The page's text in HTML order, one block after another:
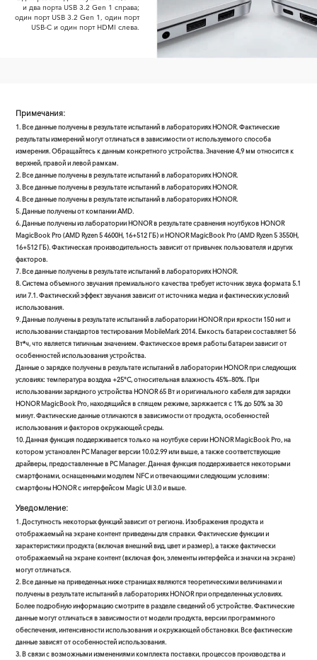
и два порта USB 3.2 Gen 1 справа;
один порт USB 3.2 Gen 1, один порт
USB-C и один порт HDMI слева.
Примечания:
1. Все данные получены в результате испытаний в лабораториях HONOR. Фактические
результаты измерений могут отличаться в зависимости от используемого способа
измерения. Обращайтесь к данным конкретного устройства. Значение 4,9 мм относится к
верхней, правой и левой рамкам.
2. Все данные получены в результате испытаний в лабораториях HONOR.
3. Все данные получены в результате испытаний в лабораториях HONOR.
4. Все данные получены в результате испытаний в лабораториях HONOR.
5. Данные получены от компании AMD.
6. Данные получены из лаборатории HONOR в результате сравнения ноутбуков HONOR
MagicBook Pro (AMD Ryzen 5 4600H, 16+512 ГБ) и HONOR MagicBook Pro (AMD Ryzen 5 3550H,
16+512 ГБ). Фактическая производительность зависит от привычек пользователя и других
факторов.
7. Все данные получены в результате испытаний в лабораториях HONOR.
8. Система объемного звучания премиального качества требует источник звука формата 5.1
или 7.1. Фактический эффект звучания зависит от источника медиа и фактических условий
использования.
9. Данные получены в результате испытаний в лаборатории HONOR при яркости 150 нит и
использовании стандартов тестирования MobileMark 2014. Емкость батареи составляет 56
Вт*ч, что является типичным значением. Фактическое время работы батареи зависит от
особенностей использования устройства.
Данные о зарядке получены в результате испытаний в лаборатории HONOR при следующих
условиях: температура воздуха +25°C, относительная влажность 45%–80%. При
использовании зарядного устройства HONOR 65 Вт и оригинального кабеля для зарядки
HONOR MagicBook Pro, находящийся в спящем режиме, заряжается с 1% до 50% за 30
минут. Фактические данные отличаются в зависимости от продукта, особенностей
использования и факторов окружающей среды.
10. Данная функция поддерживается только на ноутбуке серии HONOR MagicBook Pro, на
котором установлен PC Manager версии 10.0.2.99 или выше, а также соответствующие
драйверы, предоставленные в PC Manager. Данная функция поддерживается некоторыми
смартфонами, оснащенными модулем NFC и отвечающими следующим условиям:
смартфоны HONOR с интерфейсом Magic UI 3.0 и выше.
Уведомление:
1. Доступность некоторых функций зависит от региона. Изображения продукта и
отображаемый на экране контент приведены для справки. Фактические функции и
характеристики продукта (включая внешний вид, цвет и размер), а также фактически
отображаемый на экране контент (включая фон, элементы интерфейса и значки на экране)
могут отличаться.
2. Все данные на приведенных ниже страницах являются теоретическими величинами и
получены в результате испытаний в лабораториях HONOR при определенных условиях.
Более подробную информацию смотрите в разделе сведений об устройстве. Фактические
данные могут отличаться в зависимости от модели продукта, версии программного
обеспечения, интенсивности использования и окружающей обстановки. Все фактические
данные зависят от особенностей использования.
3. В связи с возможными изменениями комплекта поставки, процессов производства и